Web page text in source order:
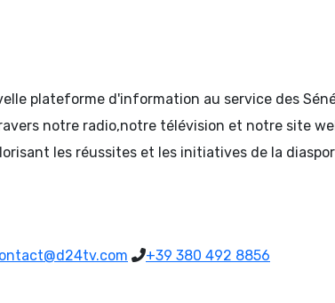
plateforme d'information au service des
notre radio,notre télévision et notre site
les réussites et les initiatives de la
+39 380 492 8856